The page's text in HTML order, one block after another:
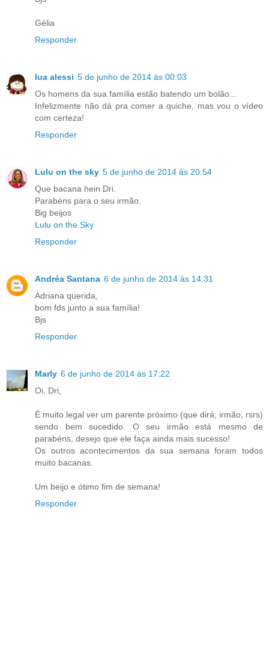
Gélia
Responder
lua alessi 5 de junho de 2014 às 00:03
Os homens da sua família estão batendo um bolão...
Infelizmente não dá pra comer a quiche, mas vou o vídeo
com certeza!
Responder
Lulu on the sky 5 de junho de 2014 às 20:54
Que bacana hein Dri.
Parabéns para o seu irmão.
Big beijos
Lulu on the Sky
Responder
Andréa Santana 6 de junho de 2014 às 14:31
Adriana querida,
bom fds junto a sua família!
Bjs
Responder
Marly 6 de junho de 2014 às 17:22
Oi, Dri,
É muito legal ver um parente próximo (que dirá, irmão, rsrs)
sendo bem sucedido. O seu irmão está mesmo de
parabéns, desejo que ele faça ainda mais sucesso!
Os outros acontecimentos da sua semana foram todos
muito bacanas.
Um beijo e ótimo fim de semana!
Responder